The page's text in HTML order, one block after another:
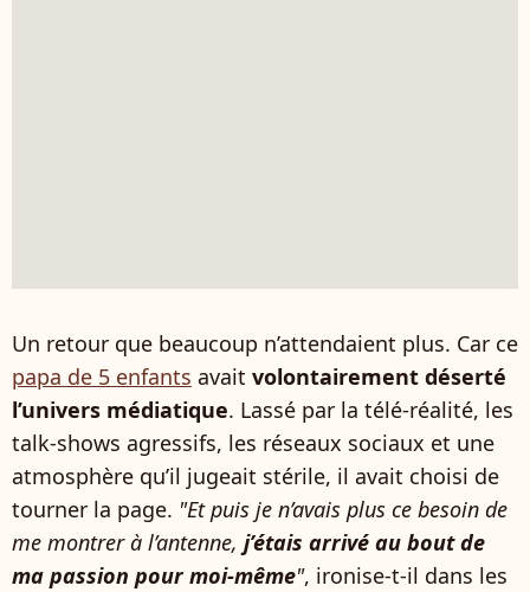
Un retour que beaucoup n’attendaient plus. Car ce
papa de 5 enfants avait volontairement déserté
l’univers médiatique. Lassé par la télé-réalité, les
talk-shows agressifs, les réseaux sociaux et une
atmosphère qu’il jugeait stérile, il avait choisi de
tourner la page. "Et puis je n’avais plus ce besoin de
me montrer à l’antenne, j’étais arrivé au bout de
ma passion pour moi-même", ironise-t-il dans les